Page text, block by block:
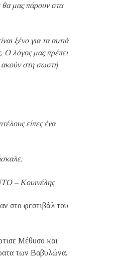
θα μας πάρουν στα
ξένο για τα αυτιά
Ο λόγος μας πρέπει
ακούν στη σωστή
είπες ένα
– Κουινέλης
στο φεστιβάλ του
Μέθυσο και
των Βαβυλώνα.